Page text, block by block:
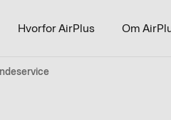
Hvorfor AirPlus Om